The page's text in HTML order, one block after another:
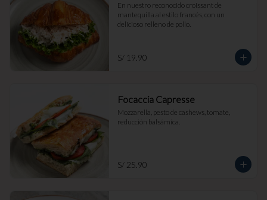
En nuestro reconocido croissant de
mantequilla al estilo francés, con un
delicioso relleno de pollo.
S/ 19.90
Focaccia Capresse
Mozzarella, pesto de cashews, tomate,
reducción balsámica.
S/ 25.90